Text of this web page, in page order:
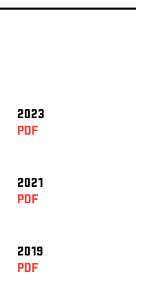
2023
PDF
2021
PDF
2019
PDF